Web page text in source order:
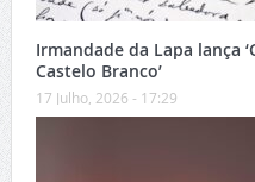
Irmandade da Lapa lança
Castelo Branco’
17 Julho, 2026 - 17:29